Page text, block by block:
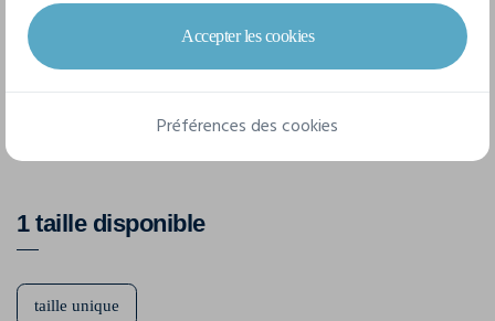
Référence
2137002
1 taille disponible
taille unique
Accepter les cookies
Préférences des cookies